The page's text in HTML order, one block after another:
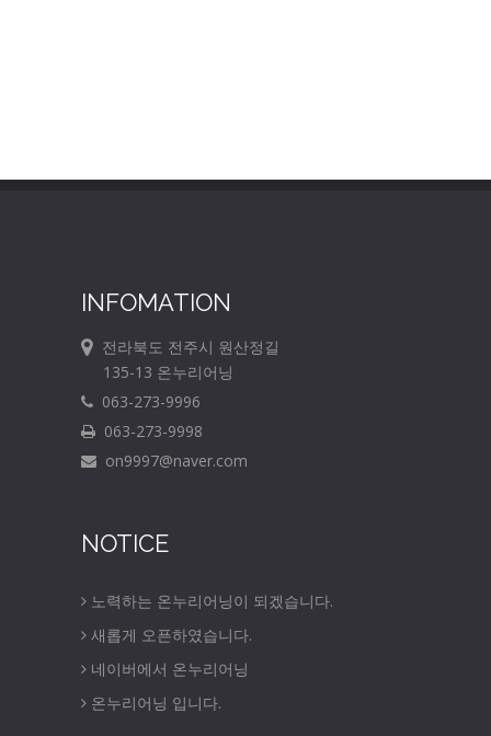
INFOMATION
전라북도 전주시 원산정길
135-13 온누리어닝
063-273-9996
063-273-9998
on9997@naver.com
NOTICE
노력하는 온누리어닝이 되겠습니다.
새롭게 오픈하였습니다.
네이버에서 온누리어닝
온누리어닝 입니다.